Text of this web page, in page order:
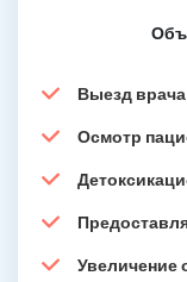
Выезд врача
Осмотр
Увеличение